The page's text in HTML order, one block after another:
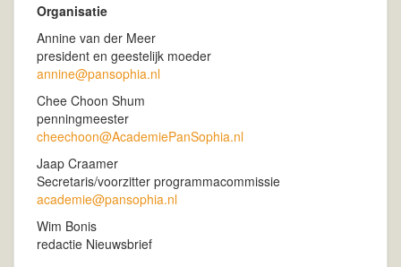
Organisatie
Annine van der Meer
president en geestelijk moeder
annine@pansophia.nl
Chee Choon Shum
penningmeester
cheechoon@AcademiePanSophia.nl
Jaap Craamer
Secretaris/voorzitter programmacommissie
academie@pansophia.nl
Wim Bonis
redactie Nieuwsbrief